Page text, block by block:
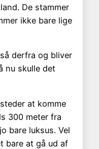
De stammer
ikke bare lige
derfra og bliver
nu skulle det
at komme
300 meter fra
bare luksus. Vel
bare at gå ud af